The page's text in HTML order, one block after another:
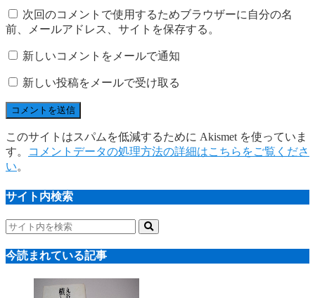
次回のコメントで使用するためブラウザーに自分の名
前、メールアドレス、サイトを保存する。
新しいコメントをメールで通知
新しい投稿をメールで受け取る
このサイトはスパムを低減するために Akismet を使っていま
す。
コメントデータの処理方法の詳細はこちらをご覧くださ
い。
サイト内検索
今読まれている記事